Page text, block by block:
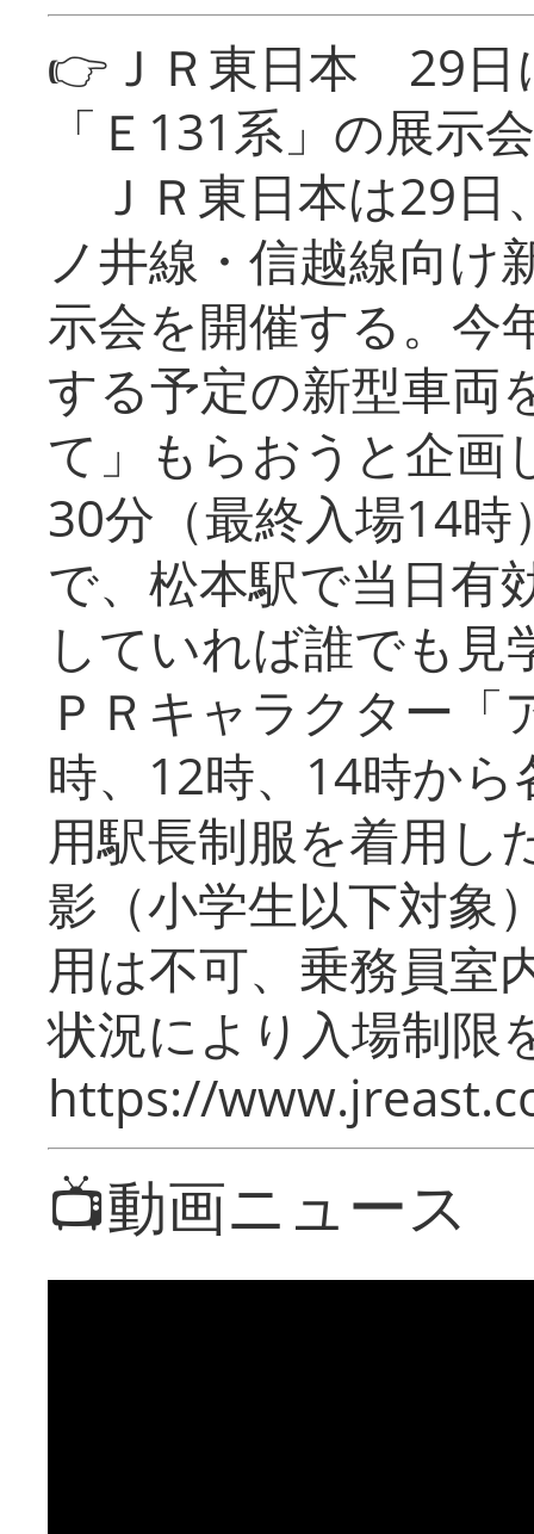
👉ＪＲ東日本 29日
「Ｅ131系」の展示会
ＪＲ東日本は29日
ノ井線・信越線向け
示会を開催する。今
する予定の新型車両
て」もらおうと企画
30分（最終入場14
で、松本駅で当日有
していれば誰でも
ＰＲキャラクター
時、12時、14時か
用駅長制服を着用し
影（小学生以下対象
用は不可、乗務員室
状況により入場制限
https://
📺動画ニュース